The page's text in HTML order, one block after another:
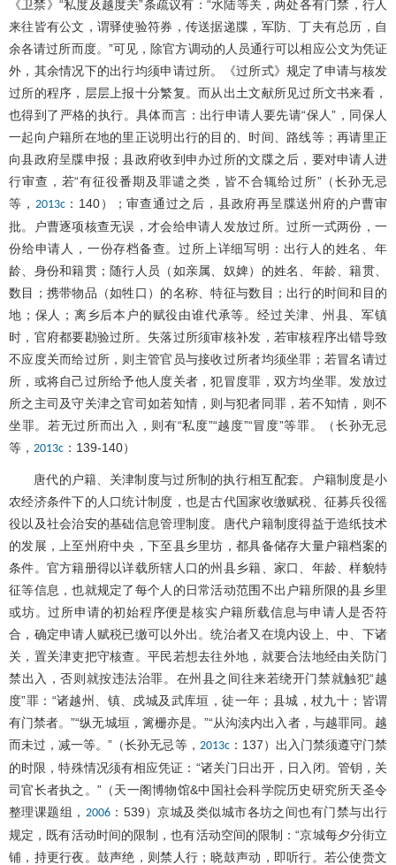
《卫禁》“私度及越度关”条疏议有：“水陆等关，两处各有门禁，行人
来往皆有公文，谓驿使验符券，传送据递牒，军防、丁夫有总历，自
余各请过所而度。”可见，除官方调动的人员通行可以相应公文为凭证
外，其余情况下的出行均须申请过所。《过所式》规定了申请与核发
过所的程序，层层上报十分繁复。而从出土文献所见过所文书来看，
也得到了严格的执行。具体而言：出行申请人要先请“保人”，同保人
一起向户籍所在地的里正说明出行的目的、时间、路线等；再请里正
向县政府呈牒申报；县政府收到申办过所的文牒之后，要对申请人进
行审查，若“有征役番期及罪谴之类，皆不合辄给过所”（长孙无忌
等， 2013c：140）；审查通过之后，县政府再呈牒送州府的户曹审
批。户曹逐项核查无误，才会给申请人发放过所。过所一式两份，一
份给申请人，一份存档备查。过所上详细写明：出行人的姓名、年
龄、身份和籍贯；随行人员（如亲属、奴婢）的姓名、年龄、籍贯、
数目；携带物品（如牲口）的名称、特征与数目；出行的时间和目的
地；保人；离乡后本户的赋役由谁代承等。经过关津、州县、军镇
时，官府都要勘验过所。失落过所须审核补发，若审核程序出错导致
不应度关而给过所，则主管官员与接收过所者均须坐罪；若冒名请过
所，或将自己过所给予他人度关者，犯冒度罪，双方均坐罪。发放过
所之主司及守关津之官司如若知情，则与犯者同罪，若不知情，则不
坐罪。若无过所而出入，则有“私度”“越度”“冒度”等罪。（长孙无忌
等， 2013c ：139-140）
唐代的户籍、关津制度与过所制的执行相互配套。户籍制度是小
农经济条件下的人口统计制度，也是古代国家收缴赋税、征募兵役徭
役以及社会治安的基础信息管理制度。唐代户籍制度得益于造纸技术
的发展，上至州府中央，下至县乡里坊，都具备储存大量户籍档案的
条件。官方籍册得以详载所辖人口的州县乡籍、家口、年龄、样貌特
征等信息，也就规定了每个人的日常活动范围不出户籍所限的县乡里
或坊。过所申请的初始程序便是核实户籍所载信息与申请人是否符
合，确定申请人赋税已缴可以外出。统治者又在境内设上、中、下诸
关，置关津吏把守核查。平民若想去往外地，就要合法地经由关防门
禁出入，否则就按违法治罪。在州县之间往来若绕开门禁就触犯“越
度”罪：“诸越州、镇、戍城及武库垣，徒一年；县城，杖九十；皆谓
有门禁者。”“纵无城垣，篱栅亦是。”“从沟渎内出入者，与越罪同。越
而未过，减一等。”（长孙无忌等， 2013c：137）出入门禁须遵守门禁
的时限，特殊情况须有相应凭证：“诸关门日出开，日入闭。管钥，关
司官长者执之。”（天一阁博物馆&中国社会科学院历史研究所天圣令
整理课题组， 2006：539）京城及类似城市各坊之间也有门禁与出行
规定，既有活动时间的限制，也有活动空间的限制：“京城每夕分街立
铺，持更行夜。鼓声绝，则禁人行；晓鼓声动，即听行。若公使赍文